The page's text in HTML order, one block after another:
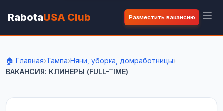
RabotaUSA Club Разместить вакансию
🏠 Главная›Тампа›Няни, уборка, домработницы›
ВАКАНСИЯ: КЛИНЕРЫ (FULL-TIME)